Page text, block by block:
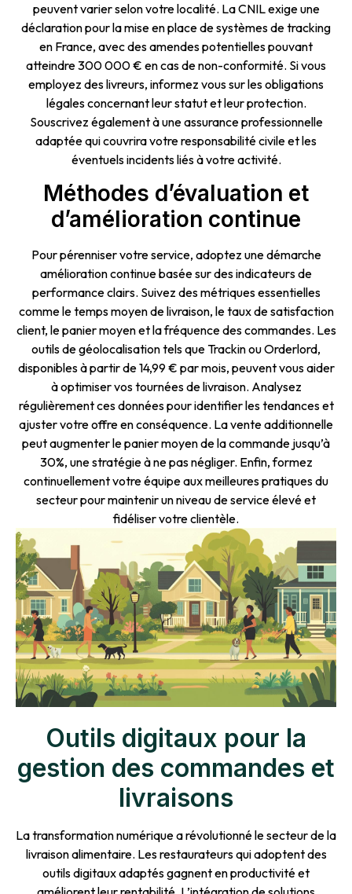
peuvent varier selon votre localité. La CNIL exige une
déclaration pour la mise en place de systèmes de tracking
en France, avec des amendes potentielles pouvant
atteindre 300 000 € en cas de non-conformité. Si vous
employez des livreurs, informez vous sur les obligations
légales concernant leur statut et leur protection.
Souscrivez également à une assurance professionnelle
adaptée qui couvrira votre responsabilité civile et les
éventuels incidents liés à votre activité.
Méthodes d’évaluation et
d’amélioration continue
Pour pérenniser votre service, adoptez une démarche
amélioration continue basée sur des indicateurs de
performance clairs. Suivez des métriques essentielles
comme le temps moyen de livraison, le taux de satisfaction
client, le panier moyen et la fréquence des commandes. Les
outils de géolocalisation tels que Trackin ou Orderlord,
disponibles à partir de 14,99 € par mois, peuvent vous aider
à optimiser vos tournées de livraison. Analysez
régulièrement ces données pour identifier les tendances et
ajuster votre offre en conséquence. La vente additionnelle
peut augmenter le panier moyen de la commande jusqu’à
30%, une stratégie à ne pas négliger. Enfin, formez
continuellement votre équipe aux meilleures pratiques du
secteur pour maintenir un niveau de service élevé et
fidéliser votre clientèle.
Outils digitaux pour la
gestion des commandes et
livraisons
La transformation numérique a révolutionné le secteur de la
livraison alimentaire. Les restaurateurs qui adoptent des
outils digitaux adaptés gagnent en productivité et